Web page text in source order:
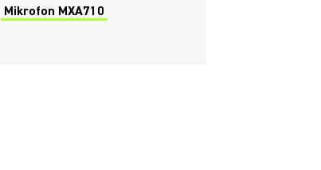
Mikrofon MXA710